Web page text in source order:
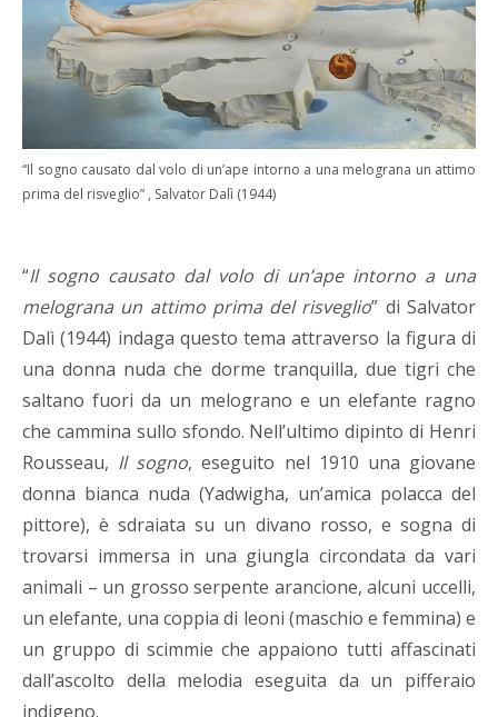
“Il sogno causato dal volo di un’ape intorno a una melograna un attimo
prima del risveglio” , Salvator Dalì (1944)
“Il sogno causato dal volo di un’ape intorno a una
melograna un attimo prima del risveglio” di Salvator
Dalì (1944) indaga questo tema attraverso la figura di
una donna nuda che dorme tranquilla, due tigri che
saltano fuori da un melograno e un elefante ragno
che cammina sullo sfondo. Nell’ultimo dipinto di Henri
Rousseau, Il sogno, eseguito nel 1910 una giovane
donna bianca nuda (Yadwigha, un’amica polacca del
pittore), è sdraiata su un divano rosso, e sogna di
trovarsi immersa in una giungla circondata da vari
animali – un grosso serpente arancione, alcuni uccelli,
un elefante, una coppia di leoni (maschio e femmina) e
un gruppo di scimmie che appaiono tutti affascinati
dall’ascolto della melodia eseguita da un pifferaio
indigeno.